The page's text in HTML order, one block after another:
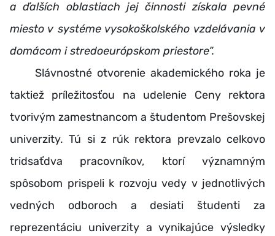
a ďalších oblastiach jej činnosti získala pevné
miesto v systéme vysokoškolského vzdelávania v
domácom i stredoeurópskom priestore“.
Slávnostné otvorenie akademického roka je
taktiež príležitosťou na udelenie Ceny rektora
tvorivým zamestnancom a študentom Prešovskej
univerzity. Tú si z rúk rektora prevzalo celkovo
tridsaťdva pracovníkov, ktorí významným
spôsobom prispeli k rozvoju vedy v jednotlivých
vedných odboroch a desiati študenti za
reprezentáciu univerzity a vynikajúce výsledky